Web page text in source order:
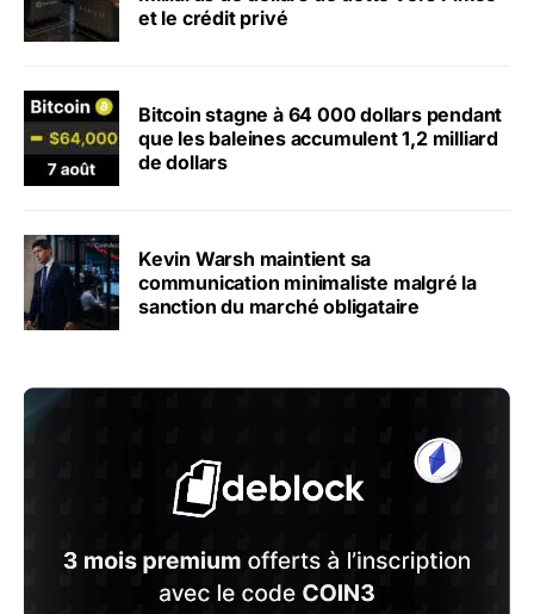
et le crédit privé
Bitcoin stagne à 64 000 dollars pendant
que les baleines accumulent 1,2 milliard
de dollars
Kevin Warsh maintient sa
communication minimaliste malgré la
sanction du marché obligataire